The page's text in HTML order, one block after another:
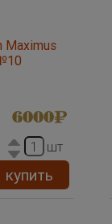
Maximus
6000
шт
купить